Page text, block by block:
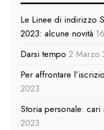
Le Linee di indirizzo
2023: alcune novità
Darsi tempo 2 Marzo
Per affrontare
2023
Storia personale:
2023